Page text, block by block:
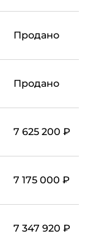
Продано
Продано
7 625 200 ₽
7 175 000 ₽
7 347 920 ₽